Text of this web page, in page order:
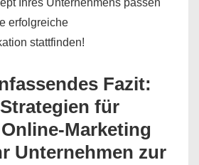
Ihres Unternehmens passen
erfolgreiche
stattfinden!
Fazit:
für
Marketing
Unternehmen zur